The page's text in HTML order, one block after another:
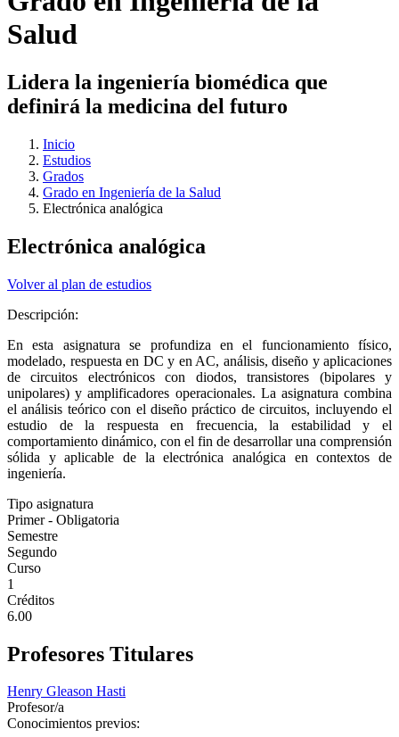
Salud
Lidera la ingeniería biomédica que
definirá la medicina del futuro
Inicio
Estudios
Grados
Grado en Ingeniería de la Salud
Electrónica analógica
Electrónica analógica
Volver al plan de estudios
Descripción:
En esta asignatura se profundiza en el funcionamiento físico,
modelado, respuesta en DC y en AC, análisis, diseño y aplicaciones
de circuitos electrónicos con diodos, transistores (bipolares y
unipolares) y amplificadores operacionales. La asignatura combina
el análisis teórico con el diseño práctico de circuitos, incluyendo el
estudio de la respuesta en frecuencia, la estabilidad y el
comportamiento dinámico, con el fin de desarrollar una comprensión
sólida y aplicable de la electrónica analógica en contextos de
ingeniería.
Tipo asignatura
Primer - Obligatoria
Semestre
Segundo
Curso
1
Créditos
6.00
Profesores Titulares
Henry Gleason Hasti
Profesor/a
Conocimientos previos: